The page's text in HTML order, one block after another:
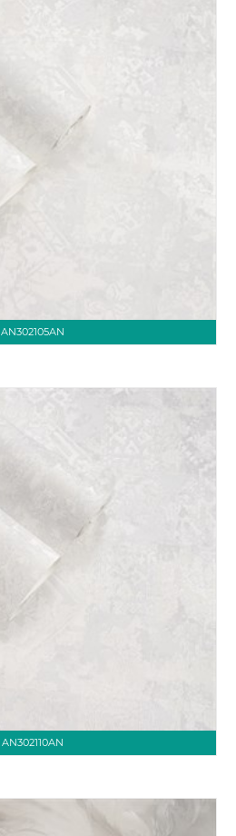
AN302105AN
AN302110AN